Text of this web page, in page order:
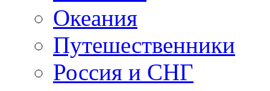
Океания
Путешественники
Россия и СНГ